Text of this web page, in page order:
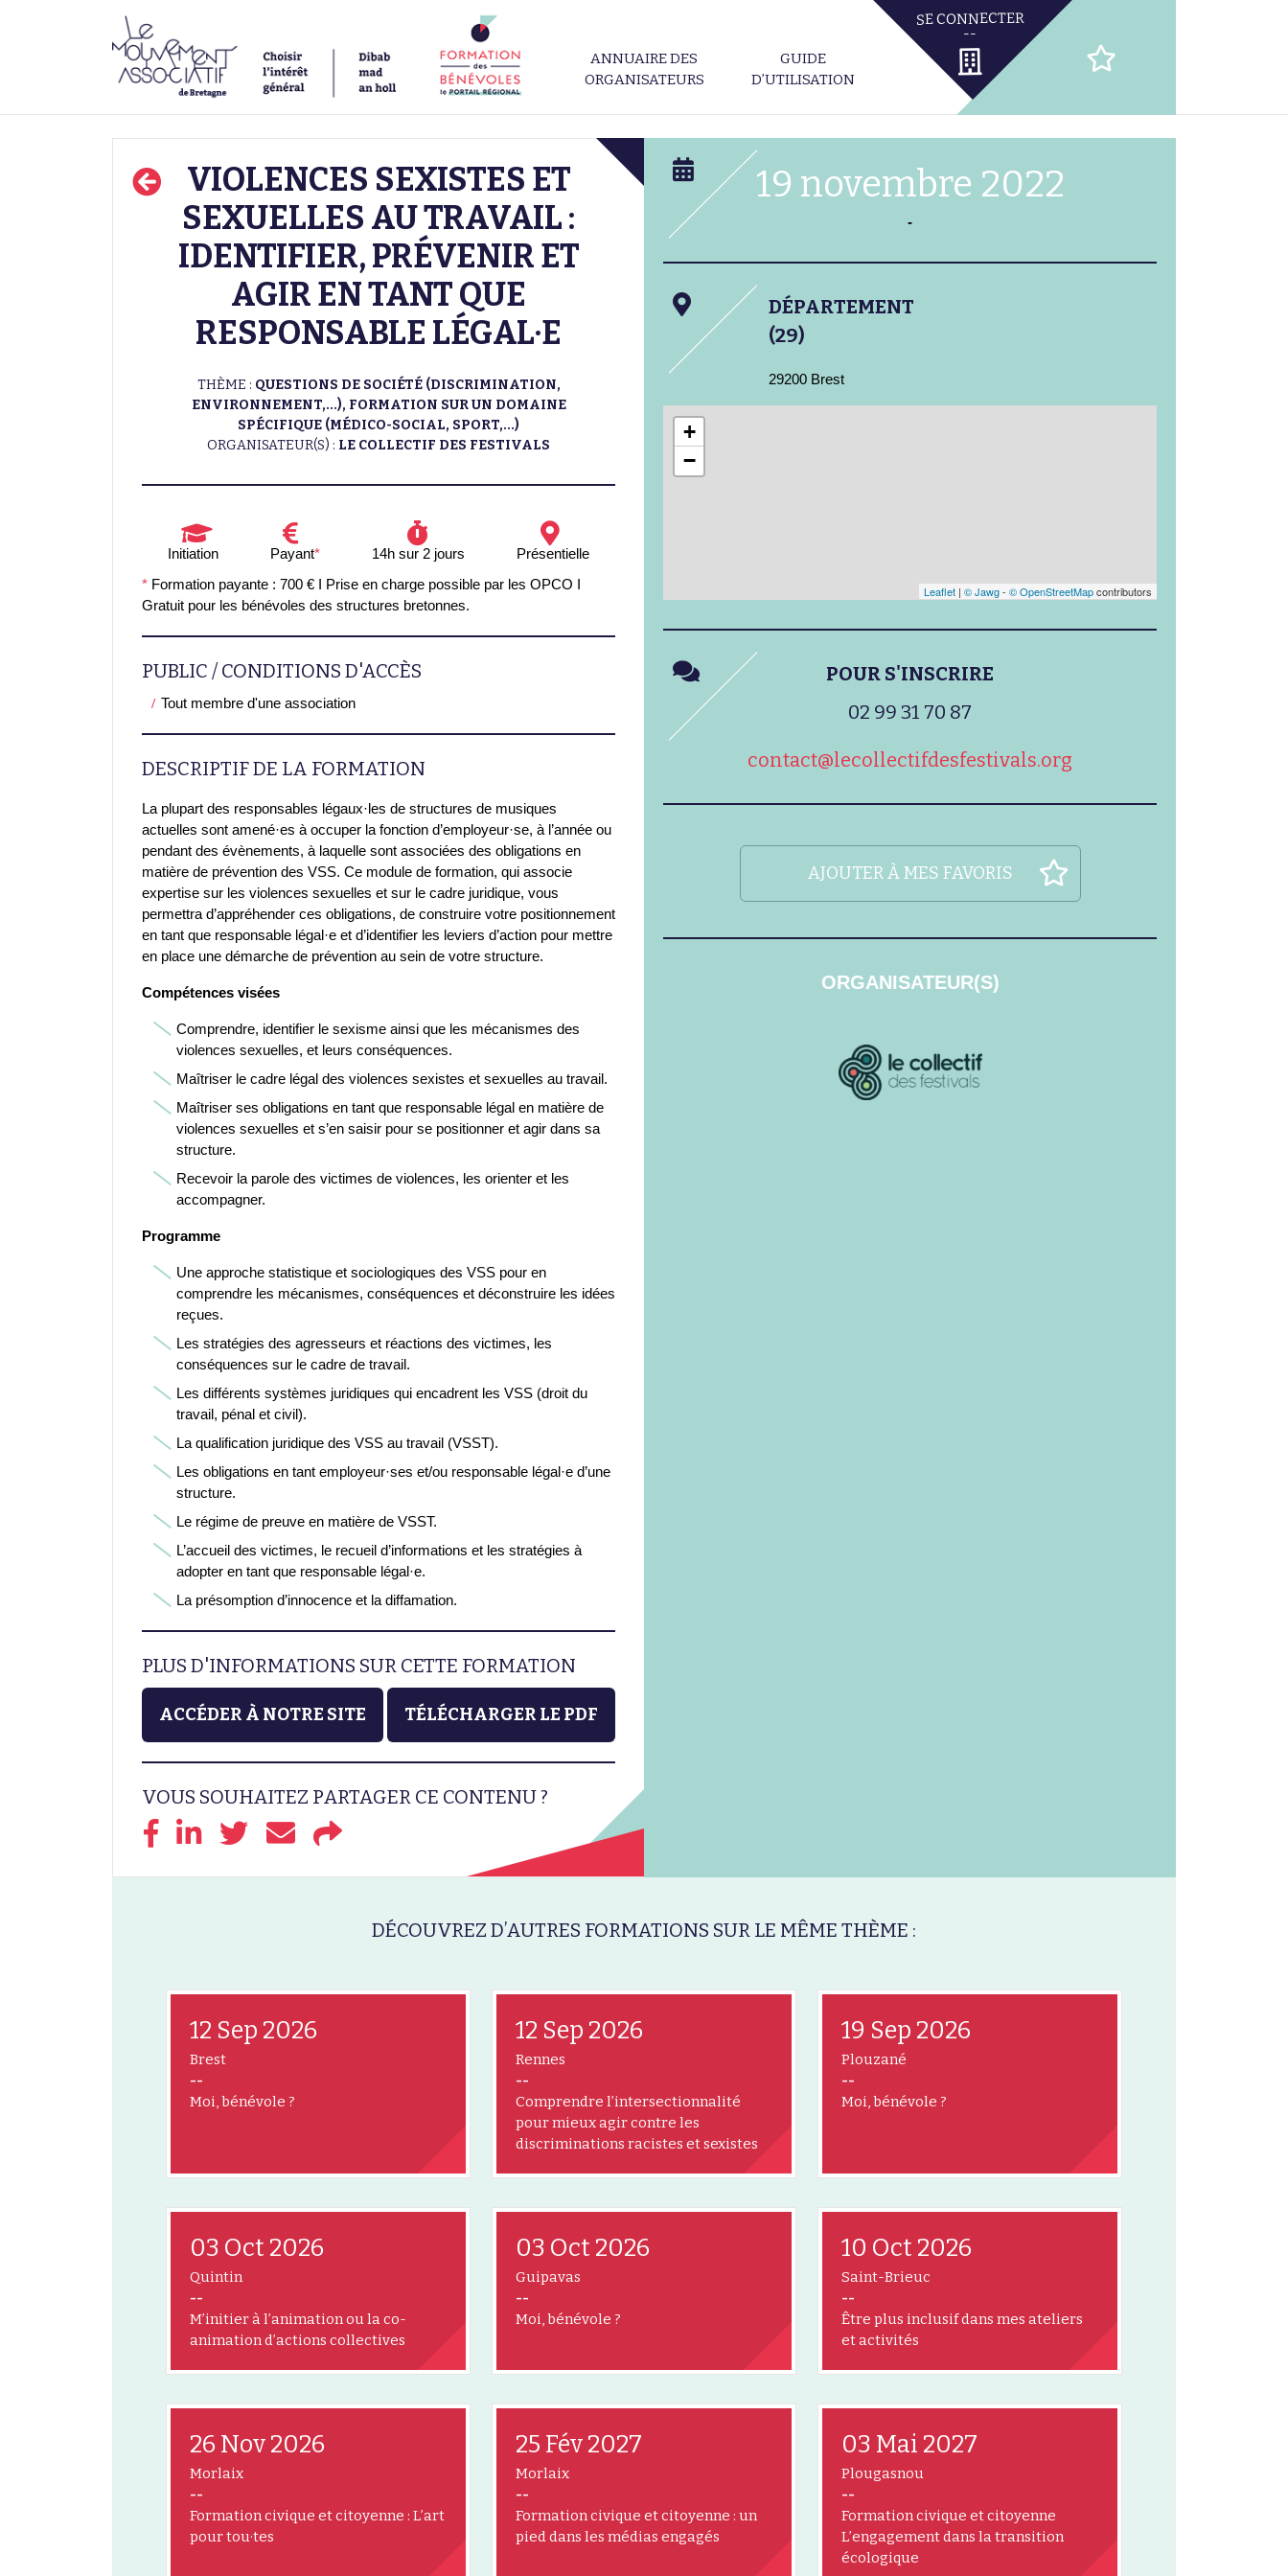
ANNUAIRE DES
ORGANISATEURS
GUIDE
D’UTILISATION
VIOLENCES SEXISTES ET
SEXUELLES AU TRAVAIL :
IDENTIFIER, PRÉVENIR ET
AGIR EN TANT QUE
RESPONSABLE LÉGAL·E
THÈME : QUESTIONS DE SOCIÉTÉ (DISCRIMINATION,
ENVIRONNEMENT,...), FORMATION SUR UN DOMAINE
SPÉCIFIQUE (MÉDICO-SOCIAL, SPORT,...)
ORGANISATEUR(S) : LE COLLECTIF DES FESTIVALS
Initiation Payant* 14h sur 2 jours
Présentielle
* Formation payante : 700 € I Prise en charge possible par les OPCO I
Gratuit pour les bénévoles des structures bretonnes.
PUBLIC / CONDITIONS D'ACCÈS
Tout membre d'une association
DESCRIPTIF DE LA FORMATION
La plupart des responsables légaux·les de structures de musiques
actuelles sont amené·es à occuper la fonction d’employeur·se, à l’année ou
pendant des évènements, à laquelle sont associées des obligations en
matière de prévention des VSS. Ce module de formation, qui associe
expertise sur les violences sexuelles et sur le cadre juridique, vous
permettra d’appréhender ces obligations, de construire votre positionnement
en tant que responsable légal·e et d’identifier les leviers d’action pour mettre
en place une démarche de prévention au sein de votre structure.
Compétences visées
Comprendre, identifier le sexisme ainsi que les mécanismes des
violences sexuelles, et leurs conséquences.
Maîtriser le cadre légal des violences sexistes et sexuelles au travail.
Maîtriser ses obligations en tant que responsable légal en matière de
violences sexuelles et s’en saisir pour se positionner et agir dans sa
structure.
Recevoir la parole des victimes de violences, les orienter et les
accompagner.
Programme
Une approche statistique et sociologiques des VSS pour en
comprendre les mécanismes, conséquences et déconstruire les idées
reçues.
Les stratégies des agresseurs et réactions des victimes, les
conséquences sur le cadre de travail.
Les différents systèmes juridiques qui encadrent les VSS (droit du
travail, pénal et civil).
La qualification juridique des VSS au travail (VSST).
Les obligations en tant employeur·ses et/ou responsable légal·e d’une
structure.
Le régime de preuve en matière de VSST.
L’accueil des victimes, le recueil d’informations et les stratégies à
adopter en tant que responsable légal·e.
La présomption d’innocence et la diffamation.
PLUS D'INFORMATIONS SUR CETTE FORMATION
ACCÉDER À NOTRE SITE TÉLÉCHARGER LE PDF
VOUS SOUHAITEZ PARTAGER CE CONTENU ?
19 novembre 2022
-
DÉPARTEMENT
(29)
29200 Brest
+
−
Leaflet | © Jawg- © OpenStreetMapcontributors
POUR S'INSCRIRE
02 99 31 70 87
contact@lecollectifdesfestivals.org
AJOUTER À MES FAVORIS
ORGANISATEUR(S)
DÉCOUVREZ D’AUTRES FORMATIONS SUR LE MÊME THÈME :
12 Sep 2026
Brest
--
Moi, bénévole ?
12 Sep 2026
Rennes
--
Comprendre l’intersectionnalité
pour mieux agir contre les
discriminations racistes et sexistes
19 Sep 2026
Plouzané
--
Moi, bénévole ?
03 Oct 2026
Quintin
--
M’initier à l’animation ou la co-
animation d’actions collectives
03 Oct 2026
Guipavas
--
Moi, bénévole ?
10 Oct 2026
Saint-Brieuc
--
Être plus inclusif dans mes ateliers
et activités
26 Nov 2026
Morlaix
--
Formation civique et citoyenne : L’art
pour tou·tes
25 Fév 2027
Morlaix
--
Formation civique et citoyenne : un
pied dans les médias engagés
03 Mai 2027
Plougasnou
--
Formation civique et citoyenne
L’engagement dans la transition
écologique